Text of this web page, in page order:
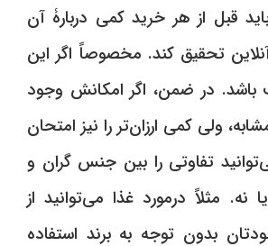
قبل از هر خرید کمی دربارۀ آن
تحقیق کند. مخصوصاً اگر این
در ضمن، اگر امکانش وجود
ولی کمی ارزان‌تر را نیز امتحان
تفاوتی را بین جنس گران و
نه. مثلاً درمورد غذا می‌توانید از
بدون توجه به برند استفاده